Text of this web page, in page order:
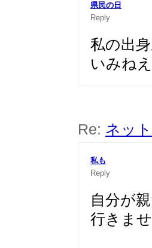
県民の日
Reply
私の出
いみね
Re: ネッ
私も
Reply
自分が
行きませ